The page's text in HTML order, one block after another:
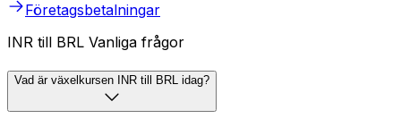
Företagsbetalningar
INR till BRL Vanliga frågor
Vad är växelkursen INR till BRL idag?